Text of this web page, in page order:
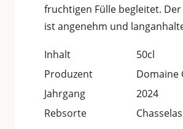
fruchtigen Fülle begleitet. Der
ist angenehm und
Inhalt
50cl
Produzent
Domaine
Jahrgang
2024
Rebsorte
Chasselas